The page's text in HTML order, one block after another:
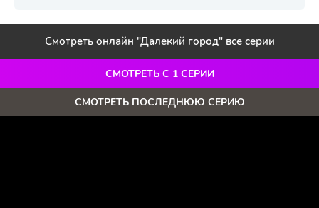
Смотреть онлайн "Далекий город" все серии
СМОТРЕТЬ С 1 СЕРИИ
СМОТРЕТЬ ПОСЛЕДНЮЮ СЕРИЮ